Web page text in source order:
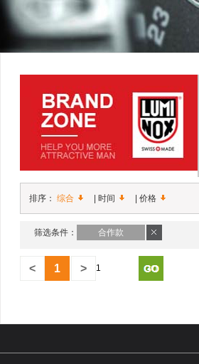
排序： 综合 时间 价格
筛选条件： 合作款
< 1 >